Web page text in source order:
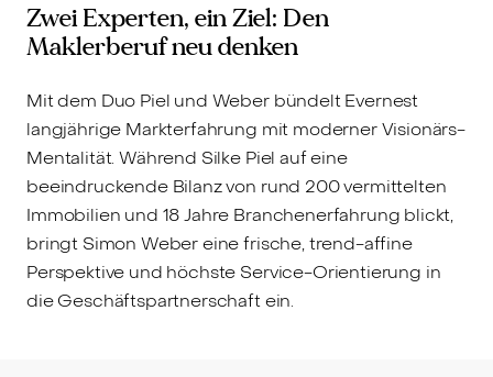
Zwei Experten, ein Ziel: Den
Maklerberuf neu denken
Mit dem Duo Piel und Weber bündelt Evernest
langjährige Markterfahrung mit moderner Visionärs-
Mentalität. Während Silke Piel auf eine
beeindruckende Bilanz von rund 200 vermittelten
Immobilien und 18 Jahre Branchenerfahrung blickt,
bringt Simon Weber eine frische, trend-affine
Perspektive und höchste Service-Orientierung in
die Geschäftspartnerschaft ein.